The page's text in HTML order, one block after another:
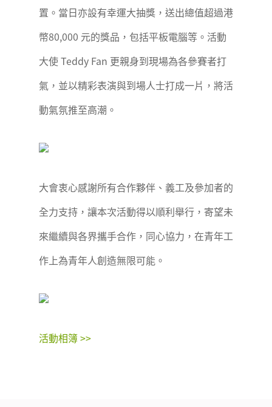
置。當日亦設有幸運大抽獎，送出總值超過港
幣80,000 元的獎品，包括平板電腦等。活動
大使 Teddy Fan 更親身到現場為各參賽者打
氣，並以精彩表演與到場人士打成一片，將活
動氣氛推至高潮。
大會衷心感謝所有合作夥伴、義工及參加者的
全力支持，讓本次活動得以順利舉行，寄望未
來繼續與各界攜手合作，同心協力，在青年工
作上為青年人創造無限可能。
活動相簿 >>